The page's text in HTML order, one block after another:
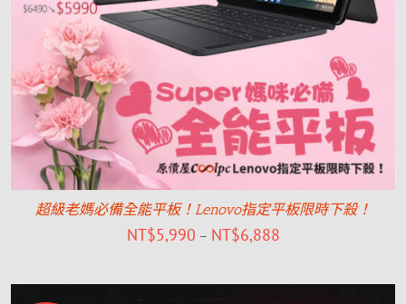
超級老媽必備全能平板！Lenovo指定平板限時下殺！
NT$5,990 – NT$6,888